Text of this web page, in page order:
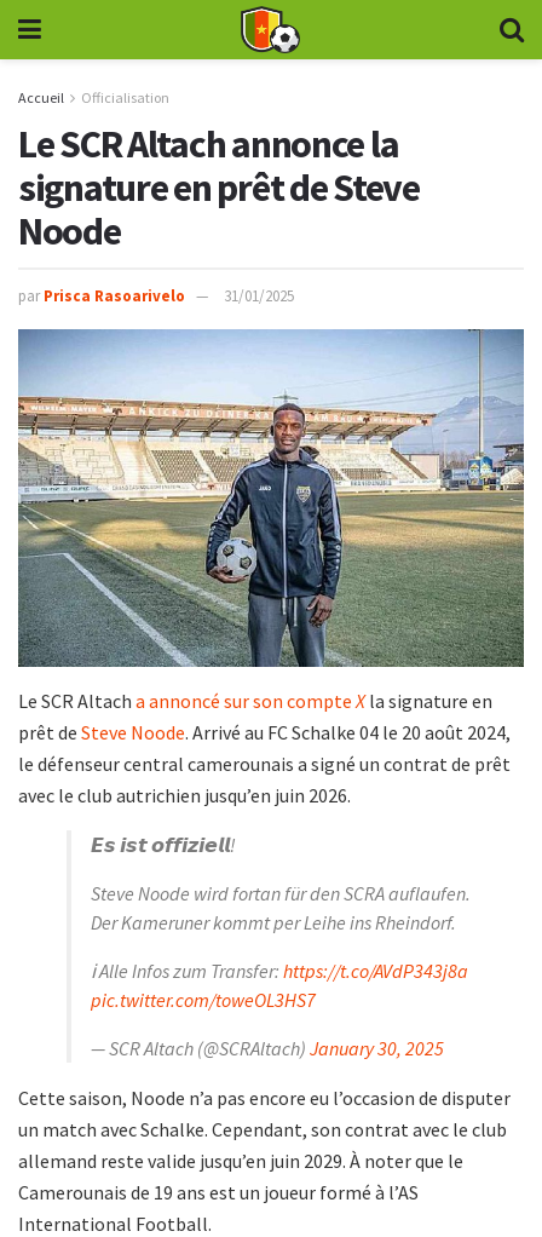
Accueil Officialisation
Le SCR Altach annonce la
signature en prêt de Steve
Noode
par Prisca Rasoarivelo 31/01/2025
Le SCR Altach a annoncé sur son compte Xla signature en
prêt de Steve Noode. Arrivé au FC Schalke 04 le 20 août 2024,
le défenseur central camerounais a signé un contrat de prêt
avec le club autrichien jusqu’en juin 2026.
𝙀𝙨 𝙞𝙨𝙩 𝙤𝙛𝙛𝙞𝙯𝙞𝙚𝙡𝙡!
Steve Noode wird fortan für den SCRA auflaufen.
Der Kameruner kommt per Leihe ins Rheindorf.
ℹ Alle Infos zum Transfer: https://t.co/AVdP343j8a
pic.twitter.com/toweOL3HS7
— SCR Altach (@SCRAltach) January 30, 2025
Cette saison, Noode n’a pas encore eu l’occasion de disputer
un match avec Schalke. Cependant, son contrat avec le club
allemand reste valide jusqu’en juin 2029. À noter que le
Camerounais de 19 ans est un joueur formé à l’AS
International Football.